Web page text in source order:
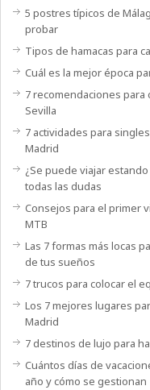
5 postres típicos de
probar
Tipos de hamacas para
Cuál es la mejor época
7 recomendaciones
Sevilla
7 actividades para
Madrid
¿Se puede viajar
todas las dudas
Consejos para el primer
MTB
Las 7 formas más locas
de tus sueños
7 trucos para colocar el
Los 7 mejores lugares
Madrid
7 destinos de lujo para
Cuántos días de
año y cómo se gestionan